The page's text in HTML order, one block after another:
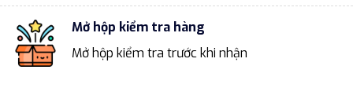
Mở hộp kiểm tra hàng
Mở hộp kiểm tra trước khi nhận